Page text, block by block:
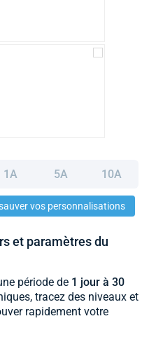
1A 5A 10A
vos personnalisations
et paramètres du
période de 1 jour à 30
tracez des niveaux et
rapidement votre